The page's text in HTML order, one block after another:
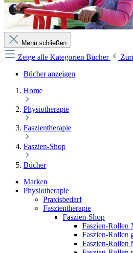
Menü schließen
Zeige alle Kategorien Bücher
Bücher anzeigen
Home
Physiotherapie
Faszientherapie
Faszien-Shop
Bücher
Marken
Physiotherapie
Praxisbedarf
Faszientherapie
Faszien-Shop
Faszien-Rollen
Faszien-Rollen
Faszien-Rollen